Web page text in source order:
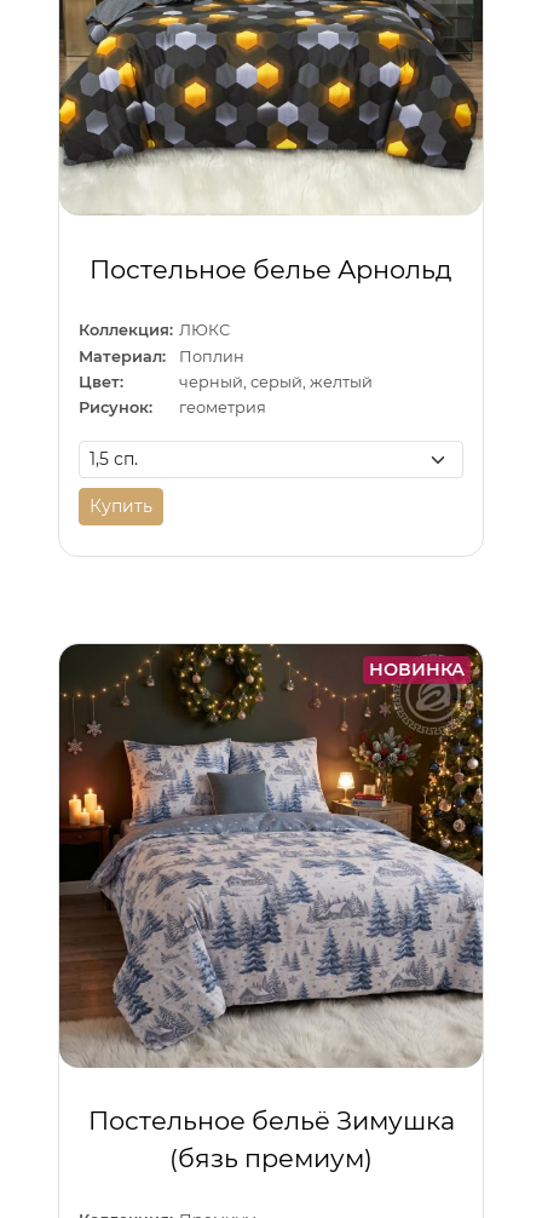
Постельное белье Арнольд
Коллекция: ЛЮКС
Материал:
Поплин
Цвет:
черный, серый, желтый
Рисунок:
геометрия
Купить
НОВИНКА
Постельное бельё Зимушка
(бязь премиум)